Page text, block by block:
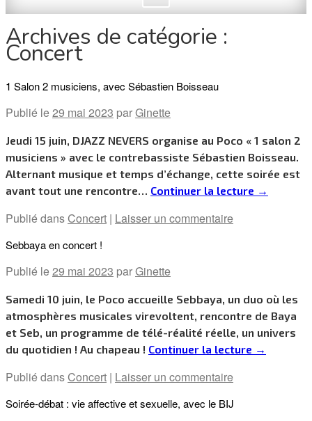
Archives de catégorie :
Concert
1 Salon 2 musiciens, avec Sébastien Boisseau
Publié le29 mai 2023 parGinette
Jeudi 15 juin, DJAZZ NEVERS organise au Poco « 1 salon 2
musiciens » avec le contrebassiste Sébastien Boisseau.
Alternant musique et temps d’échange, cette soirée est
avant tout une rencontre… Continuer la lecture →
Publié dansConcert | Laisser un commentaire
Sebbaya en concert !
Publié le29 mai 2023 parGinette
Samedi 10 juin, le Poco accueille Sebbaya, un duo où les
atmosphères musicales virevoltent, rencontre de Baya
et Seb, un programme de télé-réalité réelle, un univers
du quotidien ! Au chapeau ! Continuer la lecture →
Publié dansConcert | Laisser un commentaire
Soirée-débat : vie affective et sexuelle, avec le BIJ